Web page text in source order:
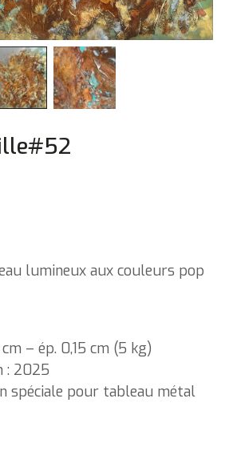
lumineux aux couleurs pop
– ép. 0,15 cm (5 kg)
: 2025
spéciale pour tableau métal